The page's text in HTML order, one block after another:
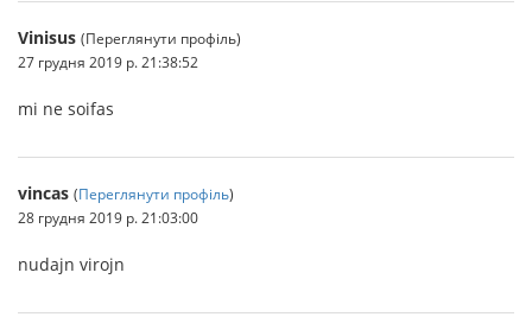
Vinisus (Переглянути профіль)
27 грудня 2019 р. 21:38:52
mi ne soifas
vincas (Переглянути профіль)
28 грудня 2019 р. 21:03:00
nudajn virojn